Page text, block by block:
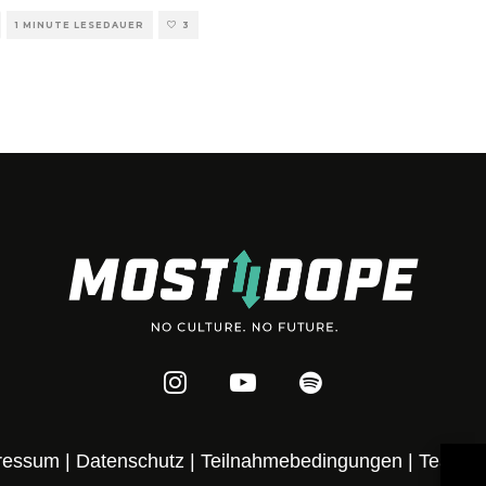
1 MINUTE LESEDAUER 3
Datenschutz| Teilnahmebedingungen Team